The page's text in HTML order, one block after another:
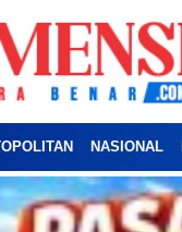
NASIONAL